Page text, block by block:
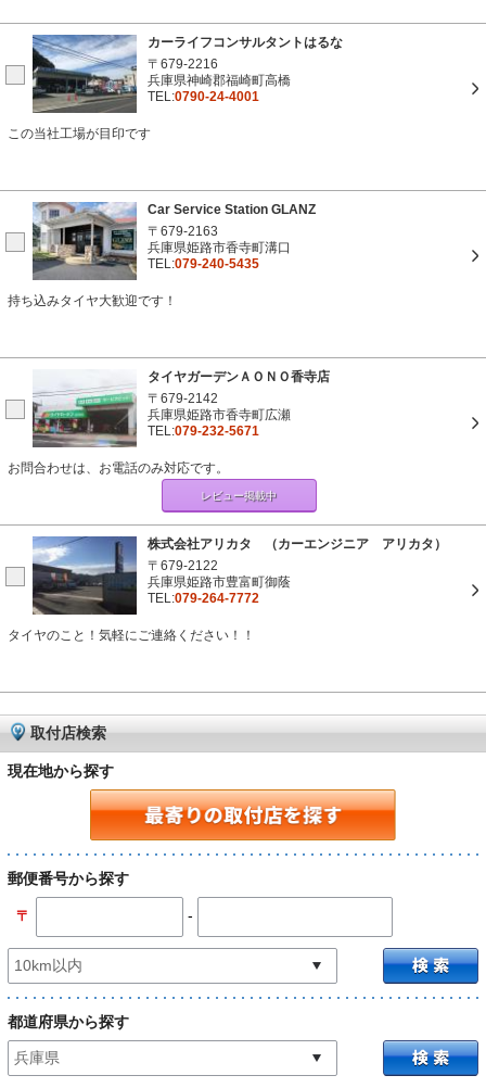
カーライフコンサルタントはるな
〒679-2216
兵庫県神崎郡福崎町高橋
TEL:0790-24-4001
この当社工場が目印です
Car Service Station GLANZ
〒679-2163
兵庫県姫路市香寺町溝口
TEL:079-240-5435
持ち込みタイヤ大歓迎です！
タイヤガーデンＡＯＮＯ香寺店
〒679-2142
兵庫県姫路市香寺町広瀬
TEL:079-232-5671
お問合わせは、お電話のみ対応です。
レビュー掲載中
株式会社アリカタ （カーエンジニア アリカタ）
〒679-2122
兵庫県姫路市豊富町御蔭
TEL:079-264-7772
タイヤのこと！気軽にご連絡ください！！
取付店検索
現在地から探す
郵便番号から探す
〒 -
都道府県から探す